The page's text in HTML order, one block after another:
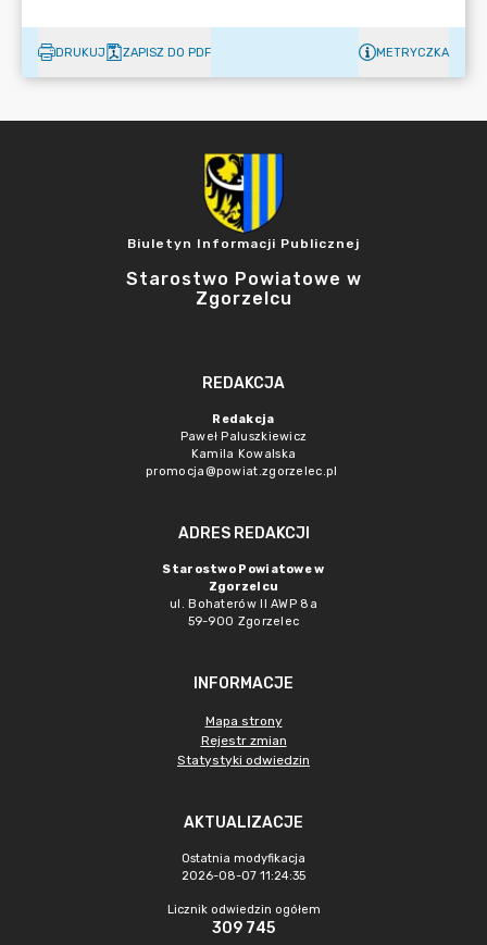
DRUKUJ ZAPISZ DO PDF METRYCZKA
Biuletyn Informacji Publicznej
Starostwo Powiatowe w
Zgorzelcu
REDAKCJA
Redakcja
Paweł Paluszkiewicz
Kamila Kowalska
promocja@powiat.zgorzelec.pl
ADRES REDAKCJI
Starostwo Powiatowe w
Zgorzelcu
ul. Bohaterów II AWP 8a
59-900 Zgorzelec
INFORMACJE
Mapa strony
Rejestr zmian
Statystyki odwiedzin
AKTUALIZACJE
Ostatnia modyfikacja
2026-08-07 11:24:35
Licznik odwiedzin ogółem
309 745